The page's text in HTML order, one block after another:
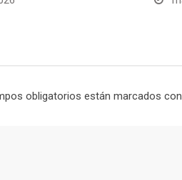
obligatorios están marcados con